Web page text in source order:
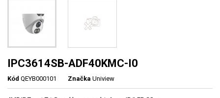
IPC3614SB-ADF40KMC-I0
Kód QEYB000101 Značka Uniview